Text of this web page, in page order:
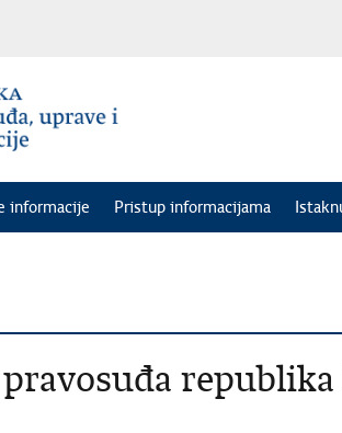
informacije Pristup informacijama